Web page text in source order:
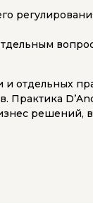
отдельных
решений,